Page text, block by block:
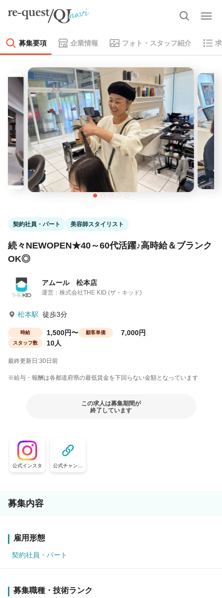
募集要項 企業情報 フォト・スタッフ紹介
契約社員・パート 美容師スタイリスト
続々NEWOPEN★40～60代活躍♪高時給＆ブランク
OK◎
アムール 松本店
運営：株式会社THE KID (ザ・キッド)
松本駅 徒歩3分
時給 1,500円〜 顧客単価 7,000円
スタッフ数 10人
最終更新日:30日前
※給与・報酬は各都道府県の最低賃金を下回らない金額となっています
この求人は募集期間が
終了しています
公式インスタ
公式チャンネ
ル
募集内容
雇用形態
契約社員・パート
募集職種・技術ランク